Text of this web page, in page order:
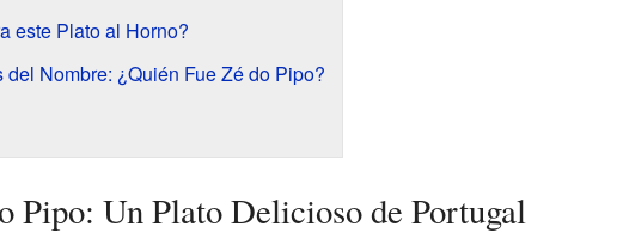
este Plato al Horno?
del Nombre: ¿Quién Fue Zé do Pipo?
Pipo: Un Plato Delicioso de Portugal